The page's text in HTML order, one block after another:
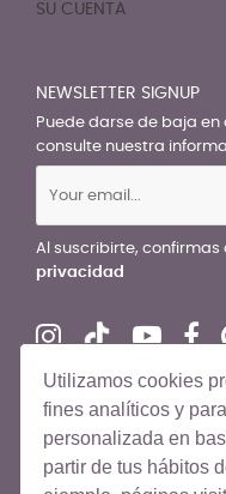
Utilizamos cookies
fines analíticos y
personalizada en
partir de tus hábitos
SU CUENTA
NEWSLETTER SIGNUP
Puede darse de baja
consulte nuestra
Al suscribirte, confirmas
privacidad
© El Recién Nacido 2026.